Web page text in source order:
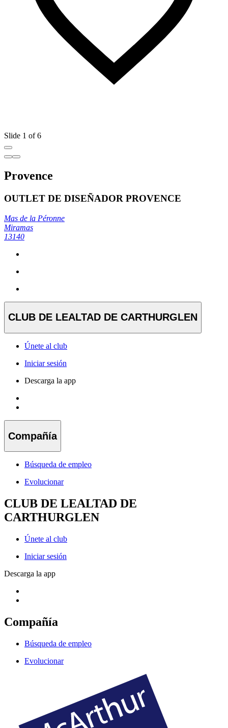
Slide 1 of 6
Provence
OUTLET DE DISEÑADOR PROVENCE
Mas de la Péronne
Miramas
13140
CLUB DE LEALTAD DE CARTHURGLEN
Únete al club
Iniciar sesión
Descarga la app
Compañía
Búsqueda de empleo
Evolucionar
CLUB DE LEALTAD DE
CARTHURGLEN
Únete al club
Iniciar sesión
Descarga la app
Compañía
Búsqueda de empleo
Evolucionar